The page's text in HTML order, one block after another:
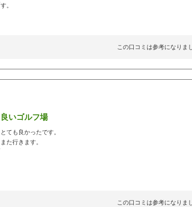
す。
この口コミは参考になりま
良いゴルフ場
とても良かったです。
また行きます。
この口コミは参考になりま